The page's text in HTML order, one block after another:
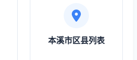
本溪市区县列表